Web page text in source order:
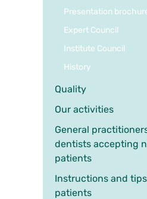
Presentation
Expert Council
Institute Council
History
Quality
Our activities
General
dentists accepting
patients
Instructions and
patients